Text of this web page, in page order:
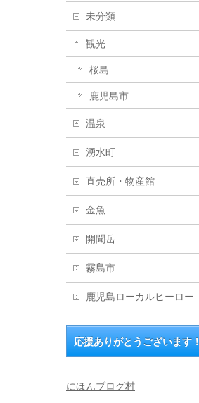
未分類
観光
桜島
鹿児島市
温泉
湧水町
直売所・物産館
金魚
開聞岳
霧島市
鹿児島ローカルヒーロー
応援ありがとうございます！
にほんブログ村